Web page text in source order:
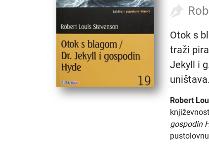
Otok s
traži
Jekyll i
uništava.
Robert
gospodin